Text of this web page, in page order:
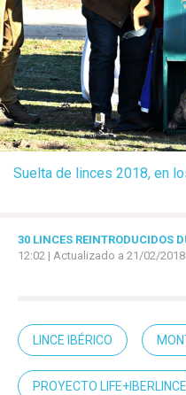
Suelta de linces 2018, en
30 LINCES REINTRODUCIDOS
12:02 | Actualizado a 21/02/
LINCE IBÉRICO
PROYECTO LIFE+IBERLINCE